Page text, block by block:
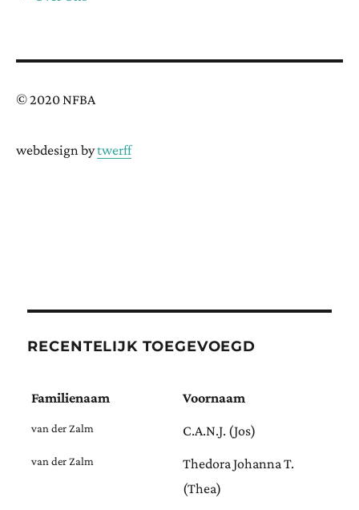
© 2020 NFBA
webdesign bytwerff
RECENTELIJK TOEGEVOEGD
Familienaam Voornaam
van der Zalm C.A.N.J. (Jos)
van der Zalm
Thedora Johanna T.
(Thea)